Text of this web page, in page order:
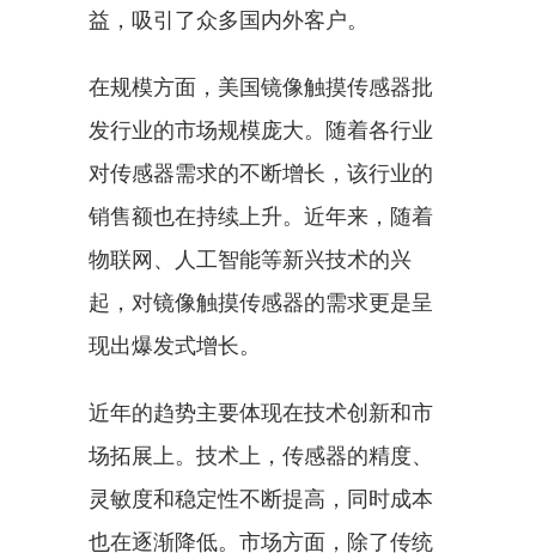
益，吸引了众多国内外客户。
在规模方面，美国镜像触摸传感器批
发行业的市场规模庞大。随着各行业
对传感器需求的不断增长，该行业的
销售额也在持续上升。近年来，随着
物联网、人工智能等新兴技术的兴
起，对镜像触摸传感器的需求更是呈
现出爆发式增长。
近年的趋势主要体现在技术创新和市
场拓展上。技术上，传感器的精度、
灵敏度和稳定性不断提高，同时成本
也在逐渐降低。市场方面，除了传统